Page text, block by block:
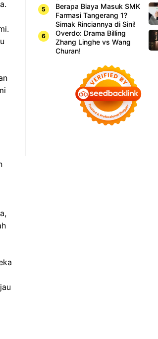
Berapa Biaya Masuk SMK
Farmasi Tangerang 1?
Simak Rinciannya di Sini!
Overdo: Drama Billing
Zhang Linghe vs Wang
Churan!